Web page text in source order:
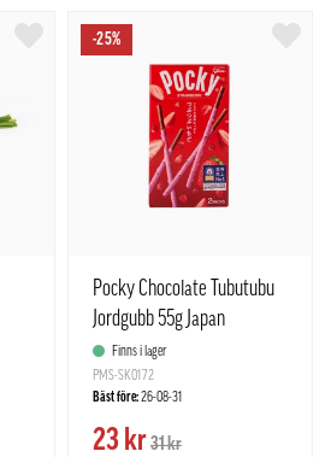
-25%
Pocky Chocolate Tubutubu
Jordgubb 55g Japan
Finns i lager
PMS-SK0172
Bäst före:26-08-31
23 kr31 kr